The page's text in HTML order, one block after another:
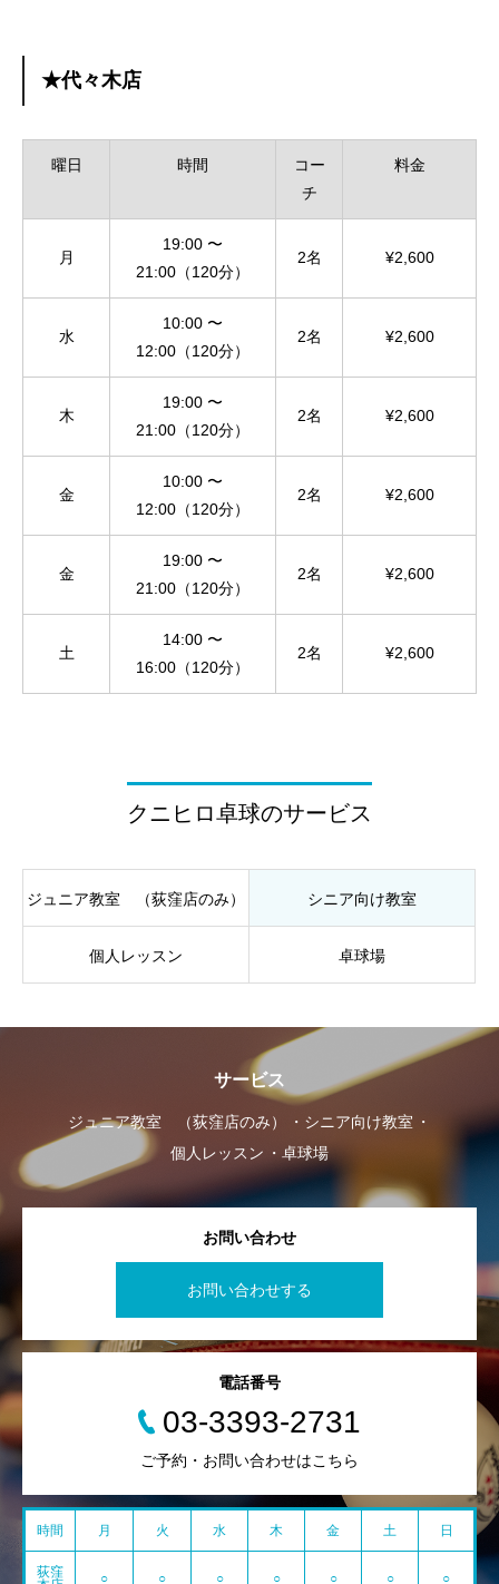
★代々木店
曜日 時間
コー
チ
料金
月
19:00 〜
21:00（120分）
2名 ¥2,600
水
10:00 〜
12:00（120分）
2名 ¥2,600
木
19:00 〜
21:00（120分）
2名 ¥2,600
金
10:00 〜
12:00（120分）
2名 ¥2,600
金
19:00 〜
21:00（120分）
2名 ¥2,600
土
14:00 〜
16:00（120分）
2名 ¥2,600
クニヒロ卓球のサービス
ジュニア教室 （荻窪店のみ） シニア向け教室
個人レッスン 卓球場
サービス
ジュニア教室 （荻窪店のみ）
シニア向け教室
個人レッスン
卓球場
お問い合わせ
お問い合わせする
電話番号
03-3393-2731
ご予約・お問い合わせはこちら
時間 月 火 水 木 金 土 日
荻窪
○ ○ ○ ○ ○ ○ ○